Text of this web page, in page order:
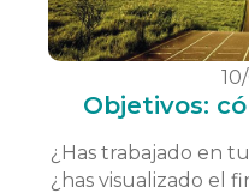
Objetivos:
¿Has trabajado en
¿has visualizado el